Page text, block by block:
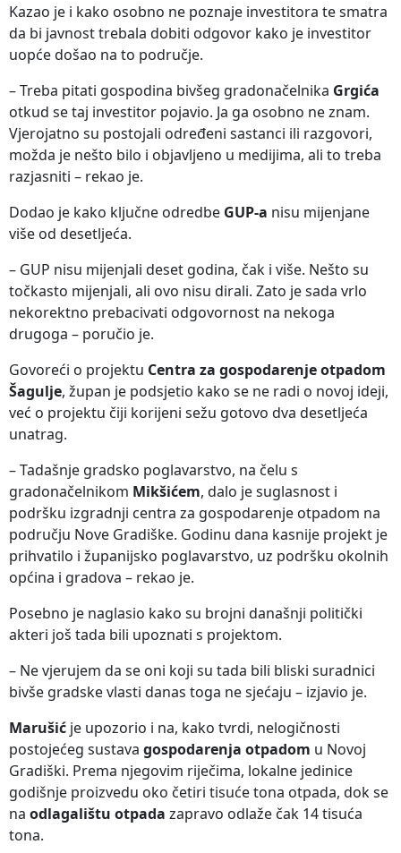
Kazao je i kako osobno ne poznaje investitora te smatra
da bi javnost trebala dobiti odgovor kako je investitor
uopće došao na to područje.
– Treba pitati gospodina bivšeg gradonačelnika Grgića
otkud se taj investitor pojavio. Ja ga osobno ne znam.
Vjerojatno su postojali određeni sastanci ili razgovori,
možda je nešto bilo i objavljeno u medijima, ali to treba
razjasniti – rekao je.
Dodao je kako ključne odredbe GUP-a nisu mijenjane
više od desetljeća.
– GUP nisu mijenjali deset godina, čak i više. Nešto su
točkasto mijenjali, ali ovo nisu dirali. Zato je sada vrlo
nekorektno prebacivati odgovornost na nekoga
drugoga – poručio je.
Govoreći o projektu Centra za gospodarenje otpadom
Šagulje, župan je podsjetio kako se ne radi o novoj ideji,
već o projektu čiji korijeni sežu gotovo dva desetljeća
unatrag.
– Tadašnje gradsko poglavarstvo, na čelu s
gradonačelnikom Mikšićem, dalo je suglasnost i
podršku izgradnji centra za gospodarenje otpadom na
području Nove Gradiške. Godinu dana kasnije projekt je
prihvatilo i županijsko poglavarstvo, uz podršku okolnih
općina i gradova – rekao je.
Posebno je naglasio kako su brojni današnji politički
akteri još tada bili upoznati s projektom.
– Ne vjerujem da se oni koji su tada bili bliski suradnici
bivše gradske vlasti danas toga ne sjećaju – izjavio je.
Marušić je upozorio i na, kako tvrdi, nelogičnosti
postojećeg sustava gospodarenja otpadom u Novoj
Gradiški. Prema njegovim riječima, lokalne jedinice
godišnje proizvedu oko četiri tisuće tona otpada, dok se
na odlagalištu otpada zapravo odlaže čak 14 tisuća
tona.